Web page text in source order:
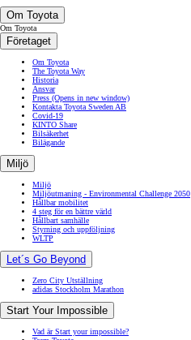
Om Toyota
Om Toyota
Företaget
Om Toyota
The Toyota Way
Historia
Ansvar
Press (Opens in new window)
Kontakta Toyota Sweden AB
Covid-19
KINTO Share
Bilsäkerhet
Bilägande
Miljö
Miljö
Miljöutmaning - Environmental Challenge 2050
Hållbar mobilitet
4 steg för en bättre värld
Hållbart samhälle
Styrning och uppföljning
WLTP
Let´s Go Beyond
Zero City Utställning
adidas Stockholm Marathon
Start Your Impossible
Vad är Start your impossible?